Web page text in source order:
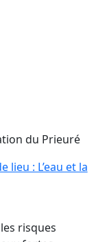
du Prieuré
lieu : L’eau et la
risques